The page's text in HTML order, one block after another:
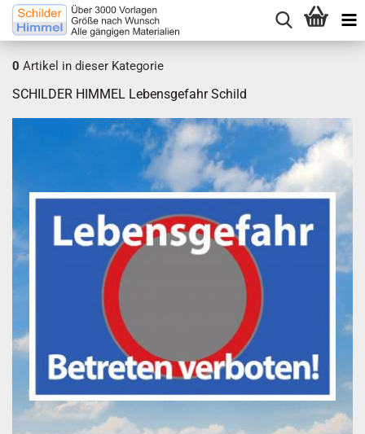
0 Artikel in dieser Kategorie
SCHILDER HIMMEL Lebensgefahr Schild